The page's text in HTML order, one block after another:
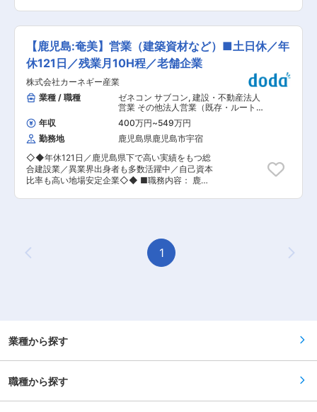
社員に同行し、仕事の流れを学びます。「会話の
きたら独り立ち。既存のお客様をメインに訪問し
ます。 ★困ったら先輩社員に相談しやすい雰囲気
です！ ＜専門資格を取得できる＞ ・入社後は、
医薬品販売の専門知識を身につけるために、登録
販売者資格を取得していただきます。（取得率
90％以上） ・資格取得にあたっては、無料で支
援を行いますのでご安心ください。 ・資格取得後
は、資格手当として給与にも反映されます。 ■働
き方： ・基本土日祝休み／年3回の大型連休あり
・残業20h以内 ・スケジュールに合わせて直行直
帰可 ・転居を伴う転勤はありません ■やりが
い： ・最近、健康のことで困っていることがない
かなど、親身にお話を聞くことで、お客様と信頼
できます。 ・「この薬すごく効き目があって良か
一番のやりがいです。 変更の範囲：会社の定める
業務
支えています。本ポジションでは、バン（社有
車）を使用した寝具類の配送や、奄美工場内での
洗濯を行って頂きます。 ■業務詳細 主な業務
は、社有車（バン）を運転して病院や福祉施設へ
シーツや布団などの寝具類を集配する業務になり
ます。また龍郷町にある奄美工場にて寝具類やパ
ジャマ等の洗濯を行って頂きます。 ■扱うサービ
ス 医療・福祉施設向け寝具等のレンタルサービス
を提供し、急な要望にも柔軟に対応しています。
■組織構成 現場は約12名体制（パート含む）で、
チームワークを重視した業務運営を行っていま
す。 ■業務の魅力 清潔で安全な現場環境の維持
を通じ、地域医療や福祉に間接的に貢献できる社
会的意義の高い仕事です。 ■教育体制 入社後は
先輩社員によるOJTにより、未経験の方でも安心
して業務を習得できます。 ■就業環境 年間休日
の安定企業で、独自開発のマットレスや時代のニ
ーズに即した事業展開を行い、安定した経営基盤
を築いています。 変更の範囲：会社の定める業務
【鹿児島:奄美】営業（建築資材など）■土日休／年
休121日／残業月10H程／老舗企業
株式会社カーネギー産業
業種 / 職種
ゼネコン サブコン, 建設・不動産法人
営業 その他法人営業（既存・ルートセ
ールス中心）
年収 400万円~549万円
勤務地
鹿児島県鹿児島市宇宿
◇◆年休121日／鹿児島県下で高い実績をもつ総
合建設業／異業界出身者も多数活躍中／自己資本
比率も高い地場安定企業◇◆ ■職務内容： 鹿児
材：環境資材や土木資材、道路資材、災害・防災
資材、循環型資材、上・下水道配管資材、景観資
材、農業水利施設資材など。 ・担当エリア：：主
スの実績を誇っております。現在は一般土木、建
築工事にも注力しています。 ■事業内容： 私た
ちカーネギー産業の社名は、アメリカの作家で教
ル・カーネギー」に由来しま す。経営理念
Previous Page
1
業種から探す
職種から探す